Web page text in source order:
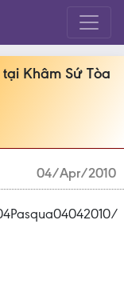
Khâm Sứ Tòa
04/Apr/2010